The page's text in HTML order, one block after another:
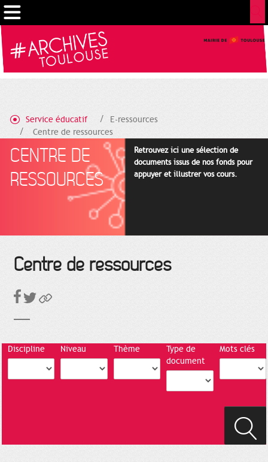
Service éducatif
E-ressources
Centre de ressources
CENTRE DE
RESSOURCES
Retrouvez ici une sélection de
documents issus de nos fonds pour
appuyer et illustrer vos cours.
Centre de ressources
Discipline Niveau Thème
Type de
document
Mots clés
Cookies management panel